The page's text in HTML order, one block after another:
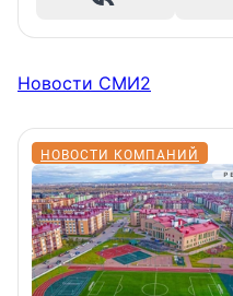
Новости СМИ2
НОВОСТИ КОМПАНИЙ